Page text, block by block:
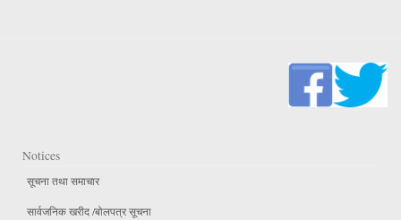
Notices
सूचना तथा समाचार
सार्वजनिक खरीद /बोलपत्र सूचना